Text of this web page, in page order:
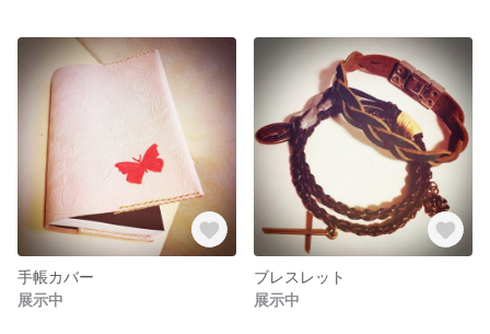
手帳カバー
展示中
ブレスレット
展示中